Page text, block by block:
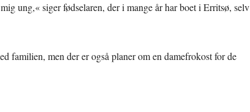
ung,« siger fødselaren, der i mange år har boet i Erritsø, selv
familien, men der er også planer om en damefrokost for de